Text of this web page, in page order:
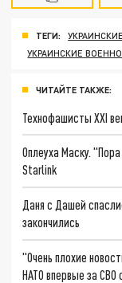
ТЕГИ:
УКРАИНСКИЕ
ЧИТАЙТЕ ТАКЖЕ:
Технофашисты XXI
Оплеуха Маску.
Starlink
Даня с Дашей
закончились
"Очень плохие
НАТО впервые за СВО